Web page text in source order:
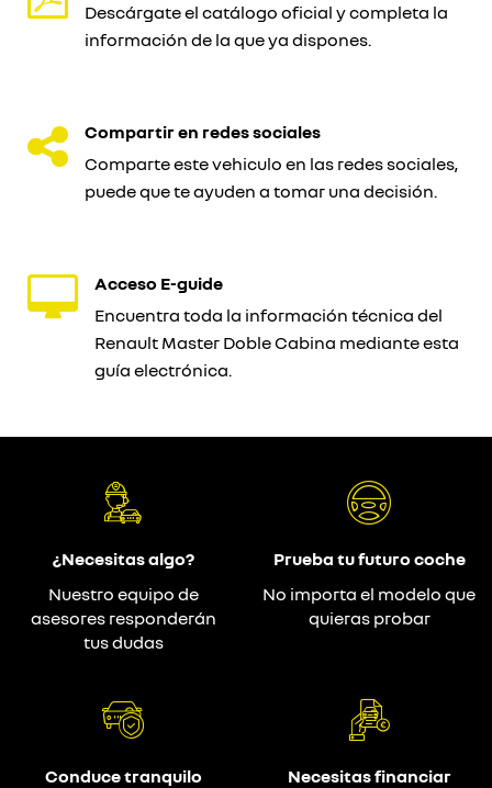
Descárgate el catálogo oficial y completa la
información de la que ya dispones.
Compartir en redes sociales
Comparte este vehiculo en las redes sociales,
puede que te ayuden a tomar una decisión.
Acceso E-guide
Encuentra toda la información técnica del
Renault Master Doble Cabina mediante esta
guía electrónica.
¿Necesitas algo?
Nuestro equipo de
asesores responderán
tus dudas
Prueba tu futuro coche
No importa el modelo que
quieras probar
Conduce tranquilo
Necesitas financiar